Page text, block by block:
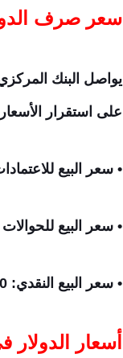
سعر صرف
يواصل البنك
على استقرار
• سعر البيع للاعتمادات
• سعر البيع للحوالات الخارجية:
• سعر البيع النقدي: 1300 دينار لكل دولار (للمسافرين والجهات المحددة).
أسعار